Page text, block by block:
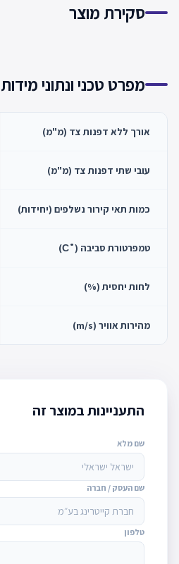
סקירת מוצר
מפרט טכני ונתוני מידות
אורך ללא דפנות צד (מ"מ)
עובי שתי דפנות צד (מ"מ)
כמות תאי קירור נשלפים (יחידות)
טמפרטורת סביבה (˚С)
לחות יחסית (%)
מהירות אוויר (m/s)
התעניינות במוצר זה
שם מלא
שם העסק / חברה
טלפון